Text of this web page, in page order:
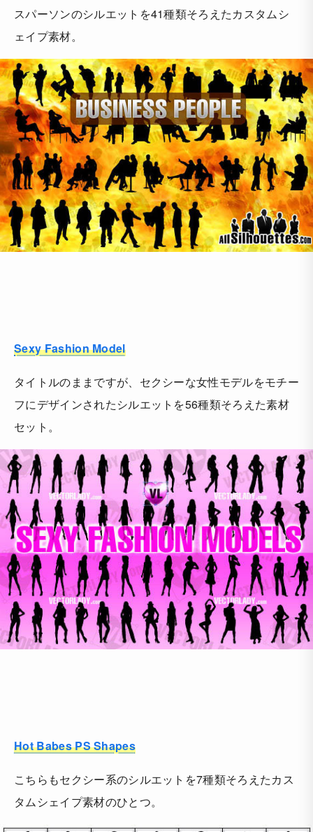
スパーソンのシルエットを41種類そろえたカスタムシ
ェイプ素材。
Sexy Fashion Model
タイトルのままですが、セクシーな女性モデルをモチー
フにデザインされたシルエットを56種類そろえた素材
セット。
Hot Babes PS Shapes
こちらもセクシー系のシルエットを7種類そろえたカス
タムシェイプ素材のひとつ。